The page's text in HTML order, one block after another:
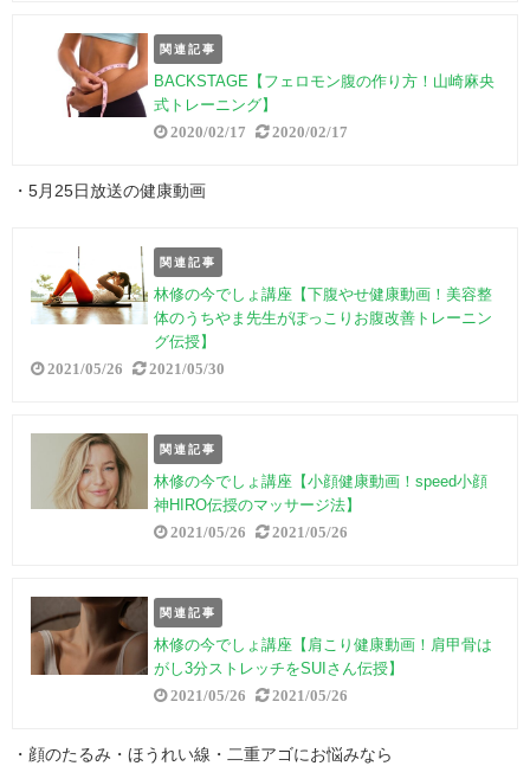
関連記事
BACKSTAGE【フェロモン腹の作り方！山崎麻央
式トレーニング】
2020/02/17 2020/02/17
・5月25日放送の健康動画
関連記事
林修の今でしょ講座【下腹やせ健康動画！美容整
体のうちやま先生がぽっこりお腹改善トレーニン
グ伝授】
2021/05/26 2021/05/30
関連記事
林修の今でしょ講座【小顔健康動画！speed小顔
神HIRO伝授のマッサージ法】
2021/05/26 2021/05/26
関連記事
林修の今でしょ講座【肩こり健康動画！肩甲骨は
がし3分ストレッチをSUIさん伝授】
2021/05/26 2021/05/26
・顔のたるみ・ほうれい線・二重アゴにお悩みなら